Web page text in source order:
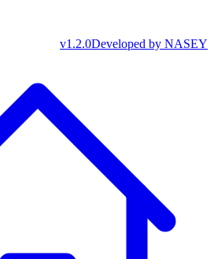
Developed by NASEY
v1.2.0